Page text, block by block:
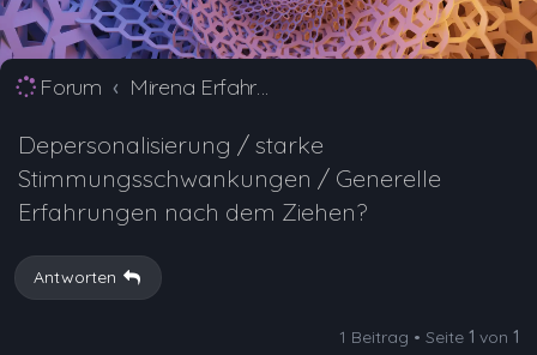
Forum Mirena Erfahrungsberichte und Nebenwirkungen
Depersonalisierung / starke
Stimmungsschwankungen / Generelle
Erfahrungen nach dem Ziehen?
Antworten
1 Beitrag • Seite 1 von 1